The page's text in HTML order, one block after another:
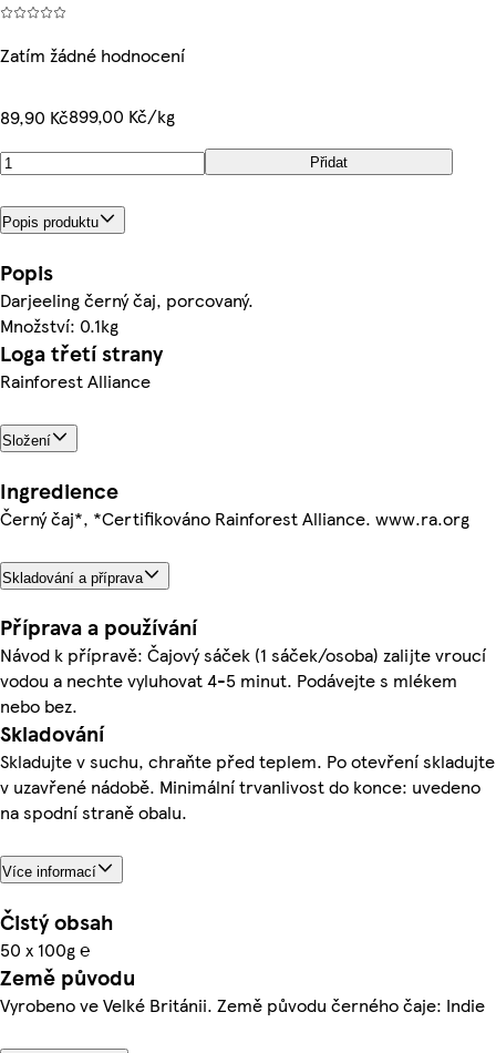
Zatím žádné hodnocení
89,90 Kč899,00 Kč/kg
Přidat
Popis produktu
Popis
Darjeeling černý čaj, porcovaný.
Množství: 0.1kg
Loga třetí strany
Rainforest Alliance
Složení
Ingredience
Černý čaj*, *Certifikováno Rainforest Alliance. www.ra.org
Skladování a příprava
Příprava a používání
Návod k přípravě: Čajový sáček (1 sáček/osoba) zalijte vroucí
vodou a nechte vyluhovat 4-5 minut. Podávejte s mlékem
nebo bez.
Skladování
Skladujte v suchu, chraňte před teplem. Po otevření skladujte
v uzavřené nádobě. Minimální trvanlivost do konce: uvedeno
na spodní straně obalu.
Více informací
Čistý obsah
50 x 100g ℮
Země původu
Vyrobeno ve Velké Británii. Země původu černého čaje: Indie